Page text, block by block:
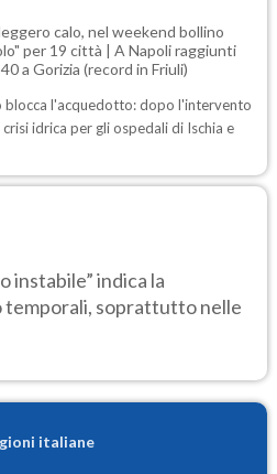
calo, nel weekend bollino
per 19 città | A Napoli raggiunti
a Gorizia (record in Friuli)
blocca l'acquedotto: dopo l'intervento
idrica per gli ospedali di Ischia e
instabile” indica la
temporali, soprattutto nelle
italiane